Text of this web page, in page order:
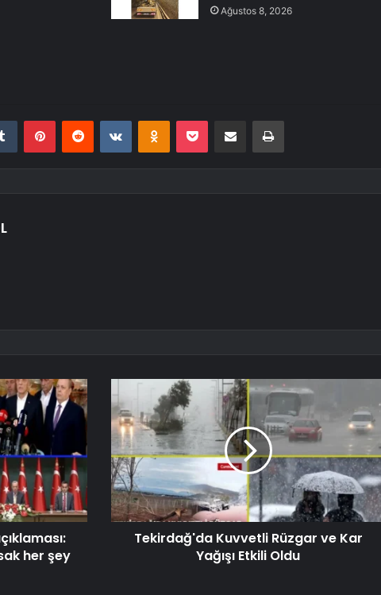
Ağustos 8, 2026
Tumblr PinterestReddit VKontakteOdnoklassniki
Pocket E-Posta ile paylaş Yazdır
her şey
Tekirdağ'da Kuvvetli Rüzgar ve Kar
Yağışı Etkili Oldu